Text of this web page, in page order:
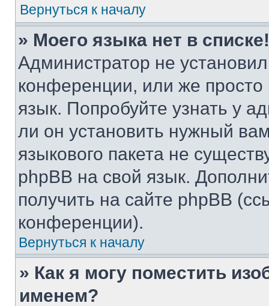
Вернуться к началу
» Моего языка нет в списке!
Администратор не
конференции, или же
язык. Попробуйте узнать у
ли он установить нужный
языкового пакета не
phpBB на свой язык.
получить на сайте phpBB
конференции).
Вернуться к началу
» Как я могу поместить
именем?